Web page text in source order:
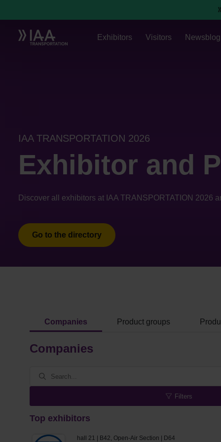
Exhibitors Visitors Newsblog
IAA TRANSPORTATION 2026
Exhibitor and
Discover all exhibitors at IAA TRANSPORTATION 2026
Go to the directory